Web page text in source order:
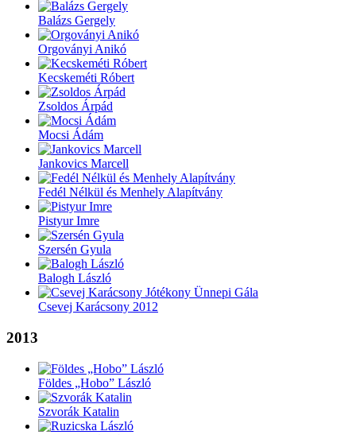
Balázs Gergely
Orgoványi Anikó
Kecskeméti Róbert
Zsoldos Árpád
Mocsi Ádám
Jankovics Marcell
Fedél Nélkül és Menhely Alapítvány
Pistyur Imre
Szersén Gyula
Balogh László
Csevej Karácsony 2012
2013
Földes „Hobo” László
Szvorák Katalin